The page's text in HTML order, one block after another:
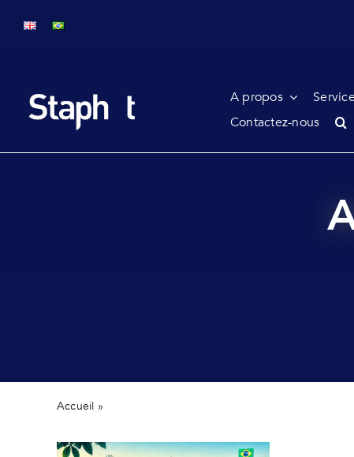
A propos
Contactez-nous
Accueil »